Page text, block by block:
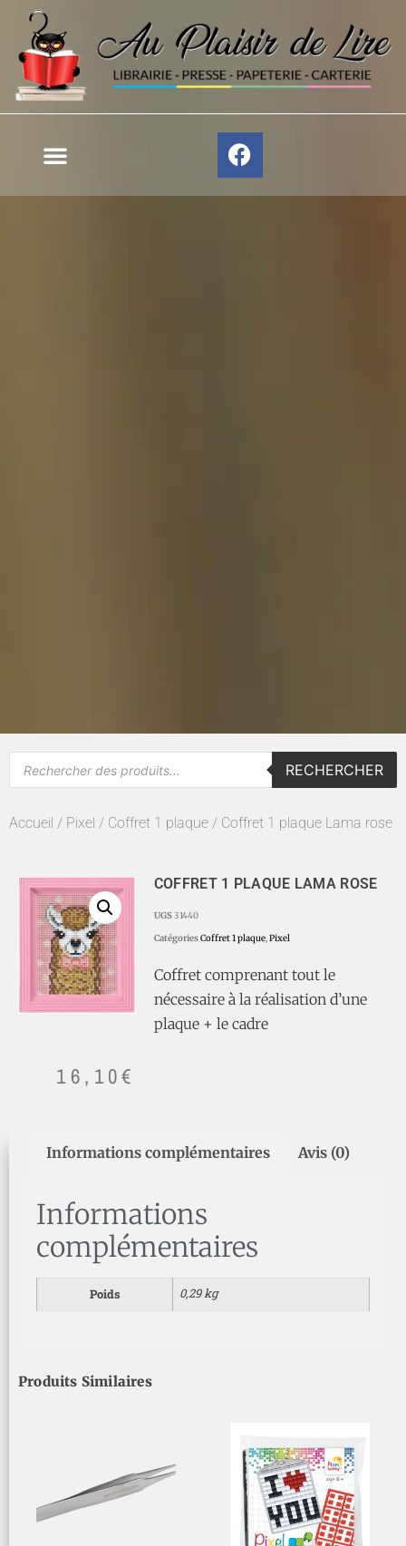
RECHERCHER
Accueil / Pixel / Coffret 1 plaque / Coffret 1 plaque Lama rose
16,10€
COFFRET 1 PLAQUE LAMA ROSE
UGS31440
CatégoriesCoffret 1 plaque,Pixel
Coffret comprenant tout le
nécessaire à la réalisation d’une
plaque + le cadre
Informations complémentaires Avis (0)
Informations
complémentaires
Poids 0,29 kg
Produits Similaires